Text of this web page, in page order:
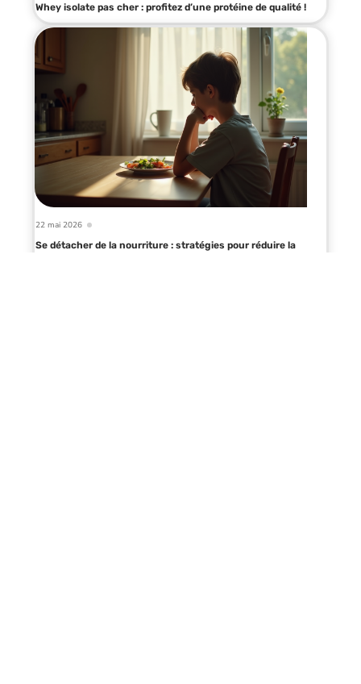
Whey isolate pas cher : profitez d’une protéine de qualité !
22 mai 2026
Se détacher de la nourriture : stratégies pour réduire la